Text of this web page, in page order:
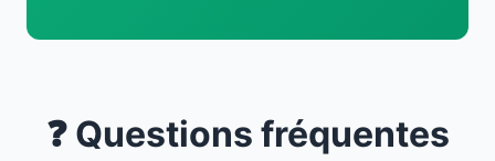
❓ Questions fréquentes